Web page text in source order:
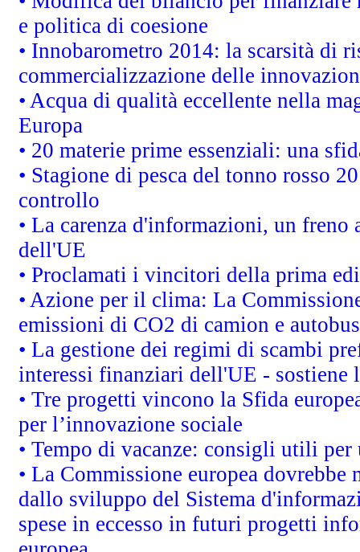
e politica di coesione
• Innobarometro 2014: la scarsità di
commercializzazione delle
• Acqua di qualità eccellente nella
Europa
• 20 materie prime essenziali: una
• Stagione di pesca del tonno rosso
controllo
• La carenza d'informazioni, un
dell'UE
• Proclamati i vincitori della prima
• Azione per il clima: La
emissioni di CO2 di camion e autobus
• La gestione dei regimi di scambi
interessi finanziari dell'UE - sostiene
• Tre progetti vincono la Sfida
per l’innovazione sociale
• Tempo di vacanze: consigli utili per
• La Commissione europea
dallo sviluppo del Sistema
spese in eccesso in futuri progetti